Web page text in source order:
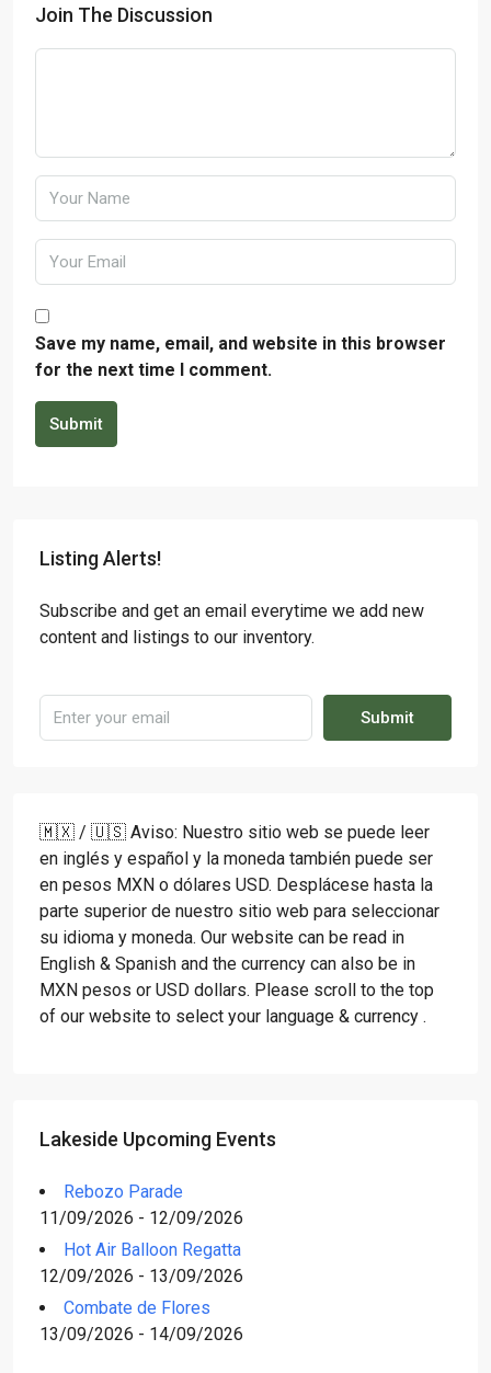
Join The Discussion
Save my name, email, and website in this browser
for the next time I comment.
Submit
Listing Alerts!
Subscribe and get an email everytime we add new
content and listings to our inventory.
Submit
🇲🇽 / 🇺🇸 Aviso: Nuestro sitio web se puede leer
en inglés y español y la moneda también puede ser
en pesos MXN o dólares USD. Desplácese hasta la
parte superior de nuestro sitio web para seleccionar
su idioma y moneda. Our website can be read in
English & Spanish and the currency can also be in
MXN pesos or USD dollars. Please scroll to the top
of our website to select your language & currency .
Lakeside Upcoming Events
Rebozo Parade
11/09/2026 - 12/09/2026
Hot Air Balloon Regatta
12/09/2026 - 13/09/2026
Combate de Flores
13/09/2026 - 14/09/2026